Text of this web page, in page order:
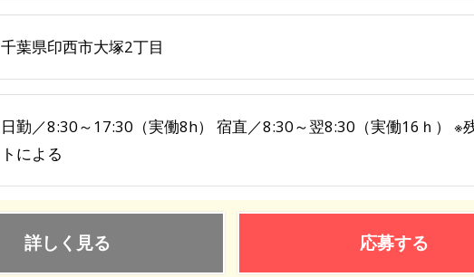
千葉県印西市大塚2丁目
日勤／8:30～17:30（実働8h） 宿直／8:30～翌8:30（実働16ｈ） ※
トによる
詳しく見る 応募する